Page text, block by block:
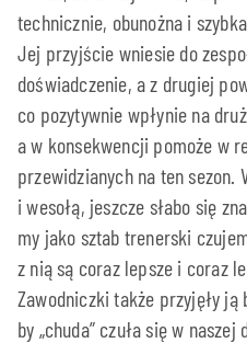
technicznie, obunożna i
Jej przyjście wniesie do
doświadczenie, a z drugiej
co pozytywnie wpłynie na
a w konsekwencji pomoże w
przewidzianych na ten sezon.
i wesołą, jeszcze słabo się
my jako sztab trenerski
z nią są coraz lepsze i coraz
Zawodniczki także przyjęły ją
by „chuda” czuła się w